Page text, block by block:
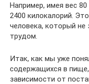
Например, имея вес
2400 килокалорий.
человека, который
трудом.
Итак, как мы уже
содержащихся в
зависимости от